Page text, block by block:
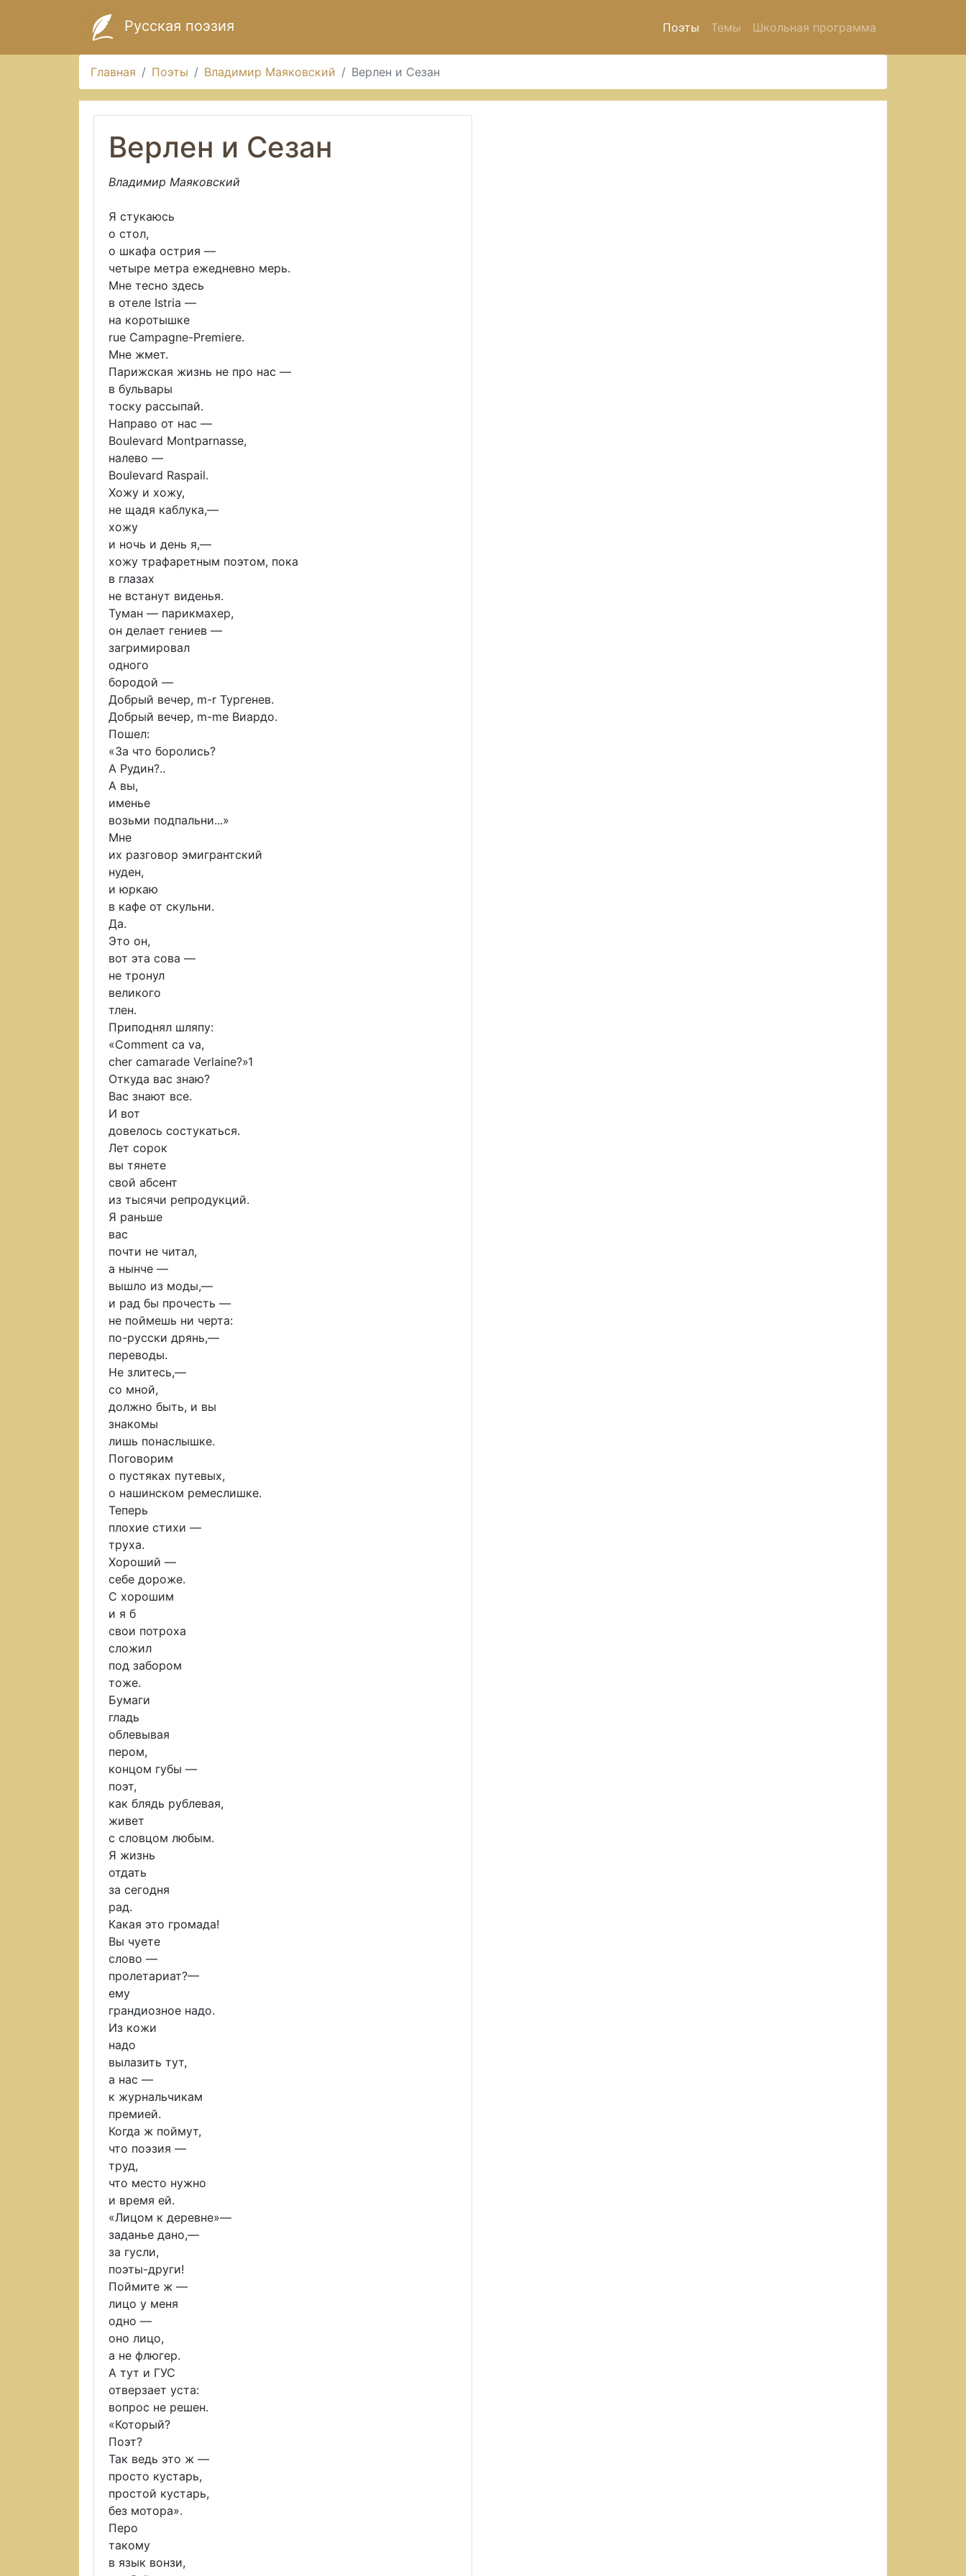
Русская поэзия Поэты Темы Школьная программа
Главная Поэты Владимир Маяковский Верлен и Сезан
Верлен и Сезан
Владимир Маяковский
Я стукаюсь
о стол,
о шкафа острия —
четыре метра ежедневно мерь.
Мне тесно здесь
в отеле Istria —
на коротышке
rue Campagne-Premiere.
Мне жмет.
Парижская жизнь не про нас —
в бульвары
тоску рассыпай.
Направо от нас —
Boulevard Montparnasse,
налево —
Boulevard Raspail.
Хожу и хожу,
не щадя каблука,—
хожу
и ночь и день я,—
хожу трафаретным поэтом, пока
в глазах
не встанут виденья.
Туман — парикмахер,
он делает гениев —
загримировал
одного
бородой —
Добрый вечер, m-r Тургенев.
Добрый вечер, m-me Виардо.
Пошел:
«За что боролись?
А Рудин?..
А вы,
именье
возьми подпальни...»
Мне
их разговор эмигрантский
нуден,
и юркаю
в кафе от скульни.
Да.
Это он,
вот эта сова —
не тронул
великого
тлен.
Приподнял шляпу:
«Comment ca va,
cher camarade Verlaine?»1
Откуда вас знаю?
Вас знают все.
И вот
довелось состукаться.
Лет сорок
вы тянете
свой абсент
из тысячи репродукций.
Я раньше
вас
почти не читал,
а нынче —
вышло из моды,—
и рад бы прочесть —
не поймешь ни черта:
по-русски дрянь,—
переводы.
Не злитесь,—
со мной,
должно быть, и вы
знакомы
лишь понаслышке.
Поговорим
о пустяках путевых,
о нашинском ремеслишке.
Теперь
плохие стихи —
труха.
Хороший —
себе дороже.
С хорошим
и я б
свои потроха
сложил
под забором
тоже.
Бумаги
гладь
облевывая
пером,
концом губы —
поэт,
как блядь рублевая,
живет
с словцом любым.
Я жизнь
отдать
за сегодня
рад.
Какая это громада!
Вы чуете
слово —
пролетариат?—
ему
грандиозное надо.
Из кожи
надо
вылазить тут,
а нас —
к журнальчикам
премией.
Когда ж поймут,
что поэзия —
труд,
что место нужно
и время ей.
«Лицом к деревне»—
заданье дано,—
за гусли,
поэты-други!
Поймите ж —
лицо у меня
одно —
оно лицо,
а не флюгер.
А тут и ГУС
отверзает уста:
вопрос не решен.
«Который?
Поэт?
Так ведь это ж —
просто кустарь,
простой кустарь,
без мотора».
Перо
такому
в язык вонзи,